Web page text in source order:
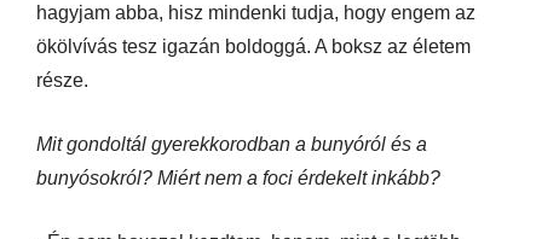
hagyjam abba, hisz mindenki tudja, hogy engem az
ökölvívás tesz igazán boldoggá. A boksz az életem
része.
Mit gondoltál gyerekkorodban a bunyóról és a
bunyósokról? Miért nem a foci érdekelt inkább?